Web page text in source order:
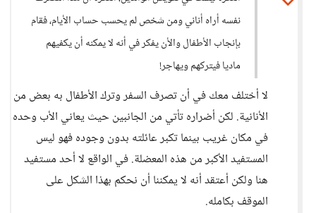
نفسه أراه أناني ومن شخص لم يحسب حساب الأيام، فقام
بإنجاب الأطفال والأن يفكر في أنه لا يمكنه أن يكفيهم
ماديا فيتركهم ويهاجر!
لا أختلف معك في أن تصرف السفر وترك الأطفال به بعض من
الأنانية. لكن أضراره تأتي من الجانبين حيث يعاني الأب وحده
في مكان غريب بينما تكبر عائلته بدون وجوده فهو ليس
المستفيد الأكبر من هذه المعضلة. في الواقع لا أحد مستفيد
هنا ولكن أعتقد أنه لا يمكننا أن نحكم بهذا الشكل على
الموقف بكامله.